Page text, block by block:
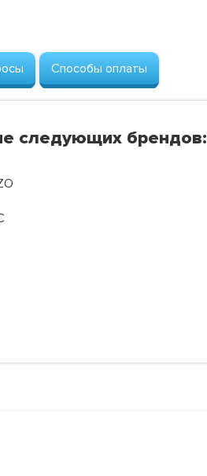
Способы оплаты
следующих брендов: